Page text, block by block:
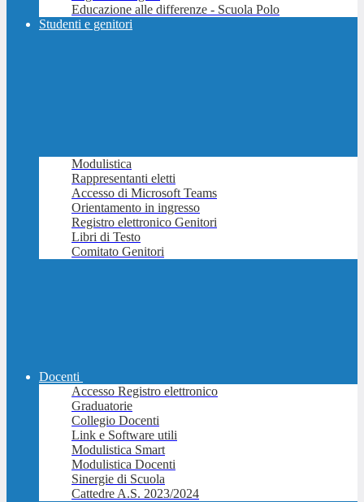
Educazione alle differenze - Scuola Polo
Studenti e genitori
Modulistica
Rappresentanti eletti
Accesso di Microsoft Teams
Orientamento in ingresso
Registro elettronico Genitori
Libri di Testo
Comitato Genitori
Docenti
Accesso Registro elettronico
Graduatorie
Collegio Docenti
Link e Software utili
Modulistica Smart
Modulistica Docenti
Sinergie di Scuola
Cattedre A.S. 2023/2024